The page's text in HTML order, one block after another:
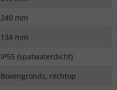
240 mm
134 mm
IP55 (spatwaterdicht)
Bovengronds, rechtop